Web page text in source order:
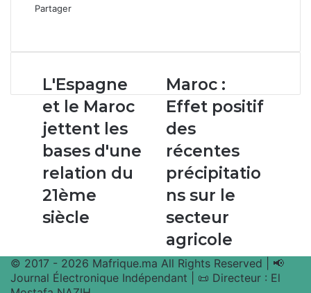
Partager
email
L'Espagne
et
le
Maroc
jettent
les
bases
d'une
relation
du
21ème
L'Espagne
et le Maroc
jettent les
bases d'une
relation du
21ème
siècle
Maroc :
Effet
positif
des
récentes
précipitations
le
secteur
agricole
Maroc :
Effet positif
des
récentes
précipitatio
ns sur le
secteur
agricole
© 2017 - 2026 Mafrique.ma All Rights Reserved | 📢
Journal Électronique Indépendant | 📜 Directeur : El